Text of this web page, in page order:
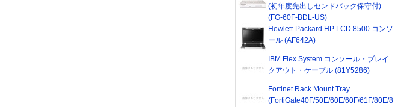
(初年度先出しセンドバック保守付)
(FG-60F-BDL-US)
Hewlett-Packard HP LCD 8500 コンソ
ール (AF642A)
IBM Flex System コンソール・ブレイ
クアウト・ケーブル (81Y5286)
Fortinet Rack Mount Tray
(FortiGate40F/50E/60E/60F/61F/80E/8